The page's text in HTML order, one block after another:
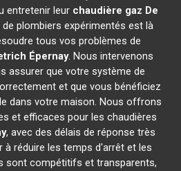
entretenir leur chaudière gaz De
de plombiers expérimentés est là
tous vos problèmes de
Épernay. Nous intervenons
assurer que votre système de
et que vous bénéficiez
dans votre maison. Nous offrons
et efficaces pour les chaudières
, avec des délais de réponse très
à réduire les temps d'arrêt et les
sont compétitifs et transparents,